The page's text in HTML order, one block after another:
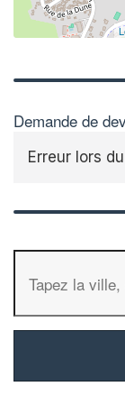
Demande de
Erreur lors